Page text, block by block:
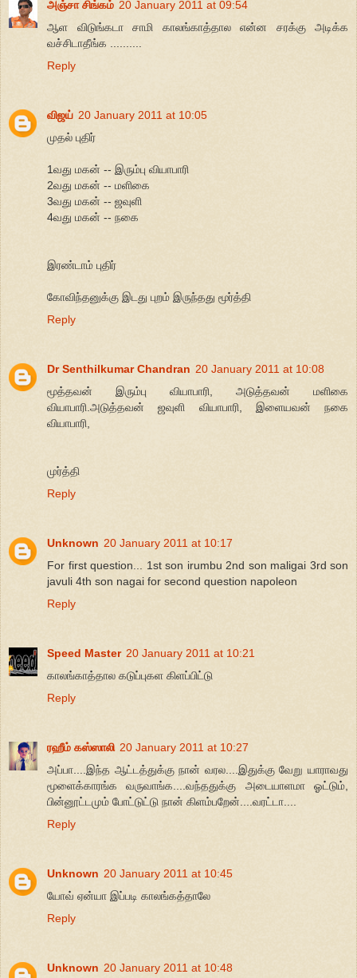
அஞ்சா சிங்கம் 20 January 2011 at 09:54
ஆள விடுங்கடா சாமி காலங்காத்தால என்ன சரக்கு அடிக்க
வச்சிடாதீங்க ..........
Reply
விஜய் 20 January 2011 at 10:05
முதல் புதிர்
1வது மகன் -- இரும்பு வியாபாரி
2வது மகன் -- மளிகை
3வது மகன் -- ஜவுளி
4வது மகன் -- நகை
இரண்டாம் புதிர்
கோவிந்தனுக்கு இடது புறம் இருந்தது மூர்த்தி
Reply
Dr Senthilkumar Chandran 20 January 2011 at 10:08
மூத்தவன் இரும்பு வியாபாரி, அடுத்தவன் மளிகை
வியாபாரி.அடுத்தவன் ஜவுளி வியாபாரி, இளையவன் நகை
வியாபாரி,
முர்த்தி
Reply
Unknown 20 January 2011 at 10:17
For first question... 1st son irumbu 2nd son maligai 3rd son
javuli 4th son nagai for second question napoleon
Reply
Speed Master 20 January 2011 at 10:21
காலங்காத்தால கடுப்புகள கிளப்பிட்டு
Reply
ரஹீம் கஸ்ஸாலி 20 January 2011 at 10:27
அப்பா....இந்த ஆட்டத்துக்கு நான் வரல....இதுக்கு வேறு யாராவது
மூளைக்காரங்க வருவாங்க....வந்ததுக்கு அடையாளமா ஓட்டும்,
பின்னூட்டமும் போட்டுட்டு நான் கிளம்பறேன்....வரட்டா....
Reply
Unknown 20 January 2011 at 10:45
யோவ் ஏன்யா இப்படி காலங்கத்தாலே
Reply
Unknown 20 January 2011 at 10:48